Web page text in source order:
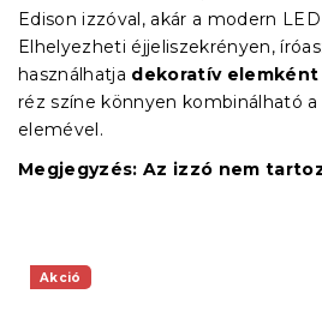
Edison izzóval, akár a modern
Elhelyezheti éjjeliszekrényen,
használhatja dekoratív elemként
réz színe könnyen kombinálható
elemével.
Megjegyzés: Az izzó nem
Akció